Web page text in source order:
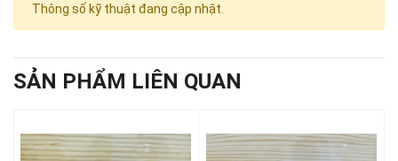
Thông số kỹ thuật đang cập nhật.
SẢN PHẨM LIÊN QUAN